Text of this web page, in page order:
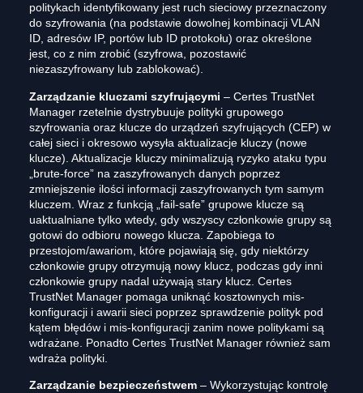
politykach identyfikowany jest ruch sieciowy przeznaczony
do szyfrowania (na podstawie dowolnej kombinacji VLAN
ID, adresów IP, portów lub ID protokołu) oraz określone
jest, co z nim zrobić (szyfrowa, pozostawić
niezaszyfrowany lub zablokować).
Zarządzanie kluczami szyfrującymi – Certes TrustNet
Manager rzetelnie dystrybuuje polityki grupowego
szyfrowania oraz klucze do urządzeń szyfrujących (CEP) w
całej sieci i okresowo wysyła aktualizacje kluczy (nowe
klucze). Aktualizacje kluczy minimalizują ryzyko ataku typu
„brute-force” na zaszyfrowanych danych poprzez
zmniejszenie ilości informacji zaszyfrowanych tym samym
kluczem. Wraz z funkcją „fail-safe” grupowe klucze są
uaktualniane tylko wtedy, gdy wszyscy członkowie grupy są
gotowi do odbioru nowego klucza. Zapobiega to
przestojom/awariom, które pojawiają się, gdy niektórzy
członkowie grupy otrzymują nowy klucz, podczas gdy inni
członkowie grupy nadal używają stary klucz. Certes
TrustNet Manager pomaga uniknąć kosztownych mis-
konfiguracji i awarii sieci poprzez sprawdzenie polityk pod
kątem błędów i mis-konfiguracji zanim nowe politykami są
wdrażane. Ponadto Certes TrustNet Manager również sam
wdraża polityki.
Zarządzanie bezpieczeństwem – Wykorzystując kontrolę